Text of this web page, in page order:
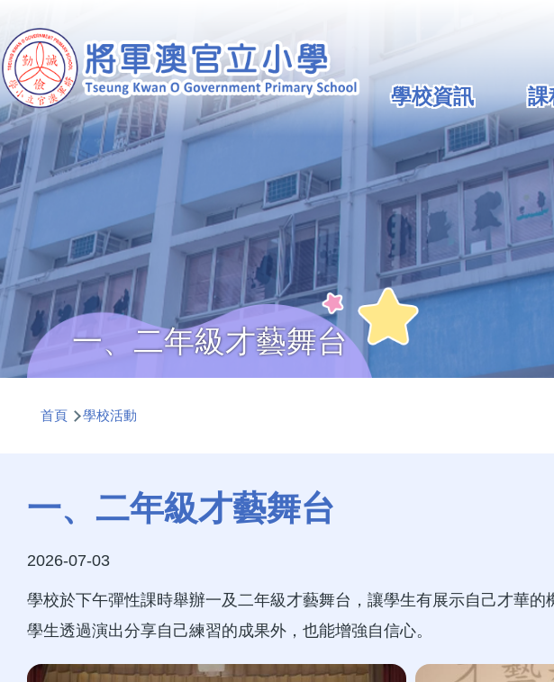
Main
navigation
學校資訊 課
一、二年級才藝舞台
航
結
首頁 學校活動
一、二年級才藝舞台
2026-07-03
學校於下午彈性課時舉辦一及二年級才藝舞台，讓學生有展示自己才華
學生透過演出分享自己練習的成果外，也能增強自信心。